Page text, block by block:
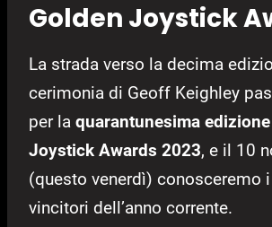
Golden Joystick
La strada verso la decima
cerimonia di Geoff Keighley
per la quarantunesima
Joystick Awards 2023, e il 10
(questo venerdì) conosceremo
vincitori dell’anno corrente.